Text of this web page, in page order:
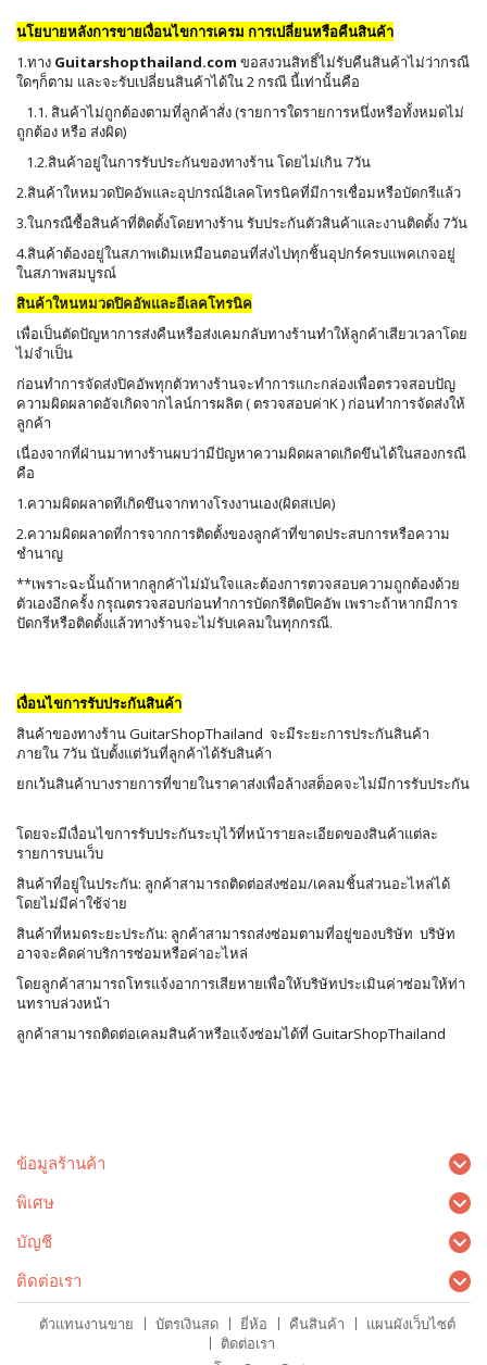
นโยบายหลังการขายเงื่อนไขการเครม การเปลี่ยนหรือคืนสินค้า
1.ทาง Guitarshopthailand.com ขอสงวนสิทธิ์ไม่รับคืนสินค้าไม่ว่ากรณี
ใดๆก็ตาม และจะรับเปลี่ยนสินค้าได้ใน 2 กรณี นี้เท่านั้นคือ
1.1. สินค้าไม่ถูกต้องตามที่ลูกค้าสั่ง (รายการใดรายการหนึ่งหรือทั้งหมดไม่
ถูกต้อง หรือ ส่งผิด)
1.2.สินค้าอยู่ในการรับประกันของทางร้าน โดยไม่เกิน 7วัน
2.สินค้าใหหมวดปิคอัพและอุปกรณ์อิเลคโทรนิคที่มีการเชื่อมหรือบัดกรีแล้ว
3.ในกรณืซื้อสินค้าที่ติดตั้งโดยทางร้าน รับประกันตัวสินค้าและงานติดตั้ง 7วัน
4.สินค้าต้องอยู่ในสภาพเดิมเหมือนตอนที่ส่งไปทุกชิันอุปกร์ครบแพคเกจอยู่
ในสภาพสมบูรณ์
สินค้าใหนหมวดปิคอัพและอีเลคโทรนิค
เพื่อเป็นตัดปัญหาการส่งคืนหรือส่งเคมกลับทางร้านทำให้ลูกค้าเสียวเวลาโดย
ไม่จำเป็น
ก่อนทำการจัดส่งปิคอัพทุกตัวทางร้านจะทำการแกะกล่องเพื่อตรวจสอบปัญ
ความผิดผลาดอัจเกิดจากไลน์การผลิต ( ตรวจสอบค่าK ) ก่อนทำการจัดส่งให้
ลูกค้า
เนื่องจากที่ฝ่านมาทางร้านผบว่ามีปัญหาความผิดผลาดเกิดขึนได้ในสองกรณี
คือ
1.ความผิดผลาดทีเกิดขึนจากทางโรงงานเอง(ผิดสเปค)
2.ความผิดผลาดที่การจากการติดตั้งของลูกคัาที่ขาดประสบการหรือความ
ชำนาญ
**เพราะฉะนั้นถ้าหากลูกคัาไม่มันใจและต้องการตวจสอบความถูกต้องด้วย
ตัวเองอีกครั้ง กรุณตรวจสอบก่อนทำการบัดกรีติดปิคอัพ เพราะถ้าหากมีการ
ปัดกรีหรือติดตั้งแล้วทางร้านจะไม่รับเคลมในทุกกรณี.
เงื่อนไขการรับประกันสินค้า
สินค้าของทางร้าน GuitarShopThailand จะมีระยะการประกันสินค้า
ภายใน 7วัน นับตั้งแต่วันที่ลูกค้าได้รับสินค้า
ยกเว้นสินค้าบางรายการที่ขายในราคาส่งเพื่อล้างสต็อคจะไม่มีการรับประกัน
โดยจะมีเงื่อนไขการรับประกันระบุไว้ที่หน้ารายละเอียดของสินค้าแต่ละ
รายการบนเว็บ
สินค้าที่อยู่ในประกัน: ลูกค้าสามารถติดต่อส่งซ่อม/เคลมชิ้นส่วนอะไหล่ได้
โดยไม่มีค่าใช้จ่าย
สินค้าที่หมดระยะประกัน: ลูกค้าสามารถส่งซ่อมตามที่อยู่ของบริษัท บริษัท
อาจจะคิดค่าบริการซ่อมหรือค่าอะไหล่
โดยลูกค้าสามารถโทรแจ้งอาการเสียหายเพื่อให้บริษัทประเมินค่าซ่อมให้ท่า
นทราบล่วงหน้า
ลูกค้าสามารถติดต่อเคลมสินค้าหรือแจ้งซ่อมได้ที่ GuitarShopThailand
ข้อมูลร้านค้า
พิเศษ
บัญชี
ติดต่อเรา
ตัวแทนงานขาย บัตรเงินสด ยี่ห้อ คืนสินค้า
แผนผังเว็บไซต์
ติดต่อเรา